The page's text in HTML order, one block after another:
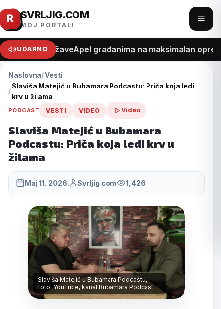
Pređi
na
sadržaj
R SVRLJIG.COM
MOJ PORTAL!
meni
UDARNO
trošku državeApel građanima na maksimalan oprez
Naslovna Vesti
Slaviša Matejić u Bubamara Podcastu: Priča koja ledi
krv u žilama
PODCAST VESTI VIDEO Video
Slaviša Matejić u Bubamara
Podcastu: Priča koja ledi krv u
žilama
Maj 11. 2026. Svrljig com 1,426
Slaviša Matejić u Bubamara Podcastu,
foto: YouTube, kanal Bubamara Podcast